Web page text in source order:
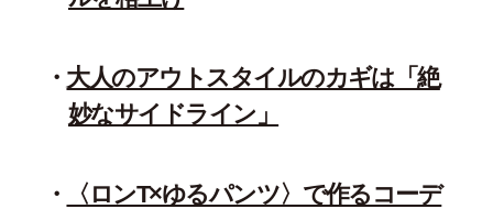
大人のアウトスタイルのカギは「絶
妙なサイドライン」
〈ロンT×ゆるパンツ〉で作るコーデ